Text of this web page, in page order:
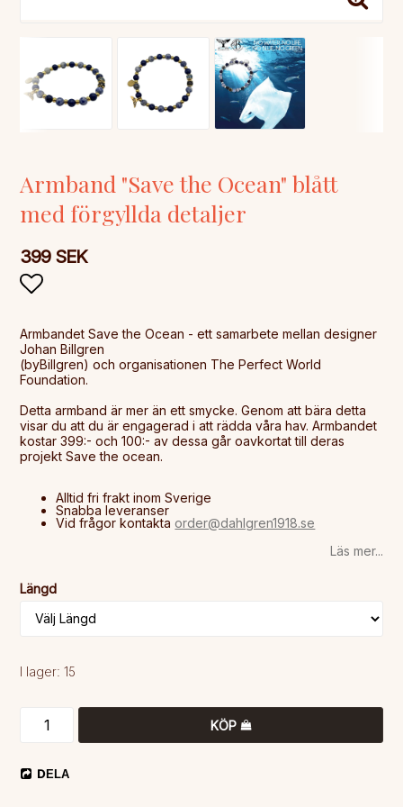
Armband "Save the Ocean" blått
med förgyllda detaljer
399 SEK
Armbandet Save the Ocean - ett samarbete mellan designer
Johan Billgren
(byBillgren) och organisationen The Perfect World
Foundation.
Detta armband är mer än ett smycke. Genom att bära detta
visar du att du är engagerad i att rädda våra hav. Armbandet
kostar 399:- och 100:- av dessa går oavkortat till deras
projekt Save the ocean.
Alltid fri frakt inom Sverige
Snabba leveranser
Vid frågor kontaktaorder@dahlgren1918.se
Läs mer...
Längd
I lager: 15
KÖP
DELA